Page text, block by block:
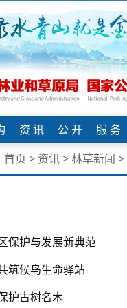
资 讯 公 开 服 务
首页 > 资讯>林草新闻 >
保护与发展新典范
筑候鸟生命驿站
护古树名木